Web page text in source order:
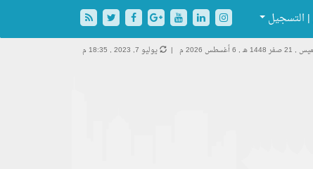
التسجيل
صفر 1448 هـ , 6 أغسطس 2026 م | يوليو 7, 2023 , 18:35 م